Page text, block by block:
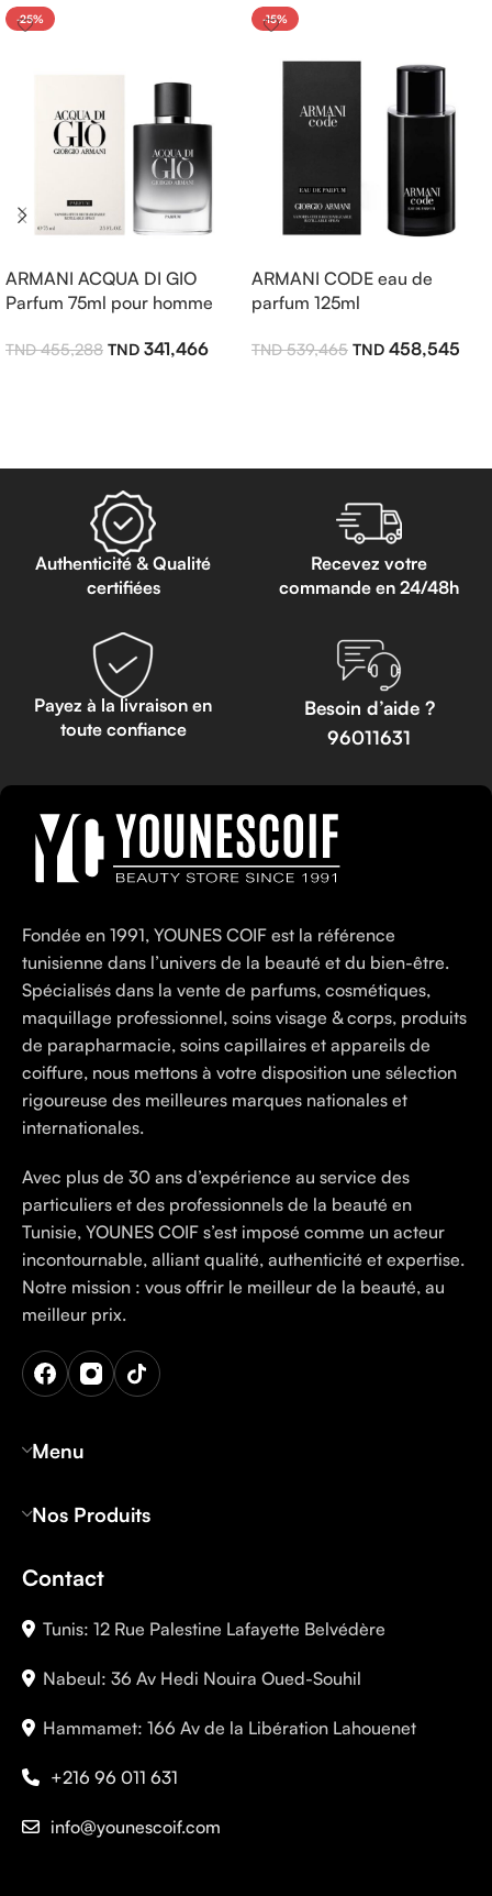
-25%
ARMANI ACQUA DI GIO
Parfum 75ml pour homme
455,288 341,466
-15%
ARMANI CODE eau de
parfum 125ml
539,465 458,545
Authenticité & Qualité
certifiées
Recevez votre
commande en 24/48h
Payez à la livraison en
toute confiance
Besoin d’aide ?
96011631
Fondée en 1991, YOUNES COIF est la référence
tunisienne dans l’univers de la beauté et du bien-être.
Spécialisés dans la vente de parfums, cosmétiques,
maquillage professionnel, soins visage & corps, produits
de parapharmacie, soins capillaires et appareils de
coiffure, nous mettons à votre disposition une sélection
rigoureuse des meilleures marques nationales et
internationales.
Avec plus de 30 ans d’expérience au service des
particuliers et des professionnels de la beauté en
Tunisie, YOUNES COIF s’est imposé comme un acteur
incontournable, alliant qualité, authenticité et expertise.
Notre mission : vous offrir le meilleur de la beauté, au
meilleur prix.
Menu
Nos Produits
Contact
Tunis: 12 Rue Palestine Lafayette Belvédère
Nabeul: 36 Av Hedi Nouira Oued-Souhil
Hammamet: 166 Av de la Libération Lahouenet
+216 96 011 631
info@younescoif.com